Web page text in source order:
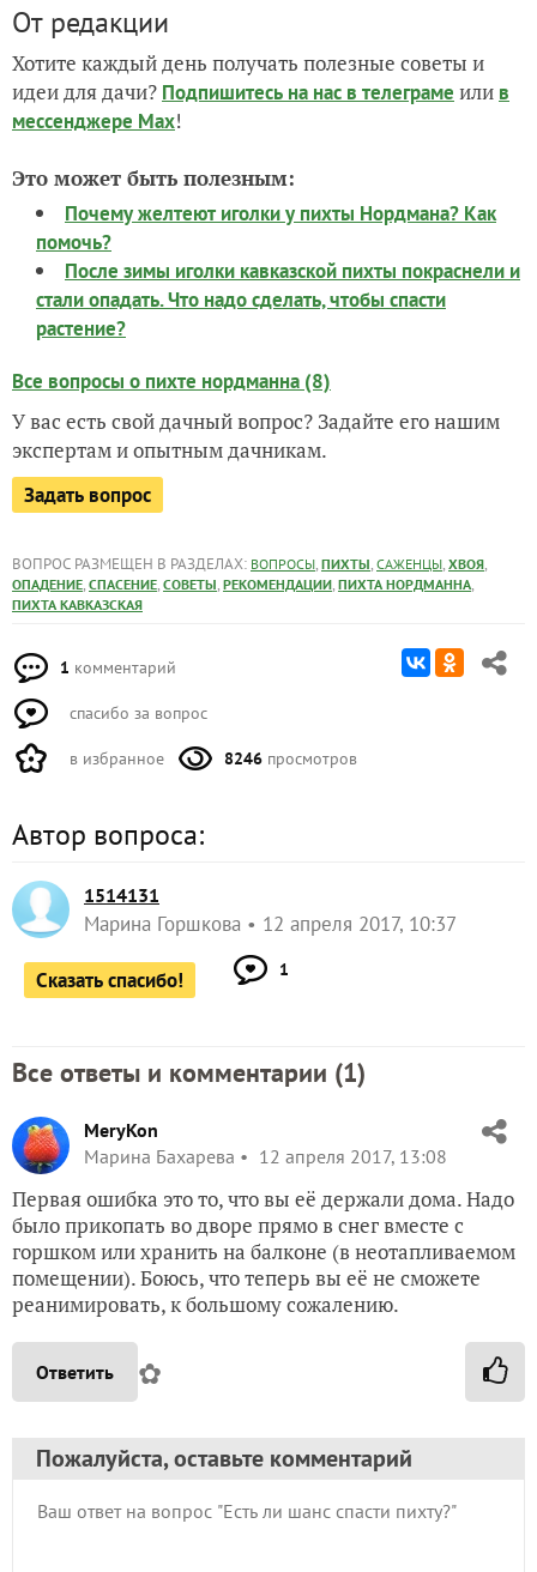
От редакции
Хотите каждый день получать полезные советы и
идеи для дачи? Подпишитесь на нас в телеграме или в
мессенджере Max!
Это может быть полезным:
Почему желтеют иголки у пихты Нордмана? Как
помочь?
После зимы иголки кавказской пихты покраснели и
стали опадать. Что надо сделать, чтобы спасти
растение?
Все вопросы о пихте нордманна (8)
У вас есть свой дачный вопрос? Задайте его нашим
экспертам и опытным дачникам.
Задать вопрос
ВОПРОС РАЗМЕЩЕН В РАЗДЕЛАХ: ВОПРОСЫ, ПИХТЫ, САЖЕНЦЫ, ХВОЯ,
ОПАДЕНИЕ, СПАСЕНИЕ, СОВЕТЫ, РЕКОМЕНДАЦИИ, ПИХТА НОРДМАННА,
ПИХТА КАВКАЗСКАЯ
1 комментарий
спасибо за вопрос
в избранное 8246 просмотров
Автор вопроса:
1514131
Марина Горшкова 12 апреля 2017, 10:37
Сказать спасибо! 1
Все ответы и комментарии (1)
MeryKon
Марина Бахарева
12 апреля 2017, 13:08
Первая ошибка это то, что вы её держали дома. Надо
было прикопать во дворе прямо в снег вместе с
горшком или хранить на балконе (в неотапливаемом
помещении). Боюсь, что теперь вы её не сможете
реанимировать, к большому сожалению.
Ответить ✿
Пожалуйста, оставьте комментарий